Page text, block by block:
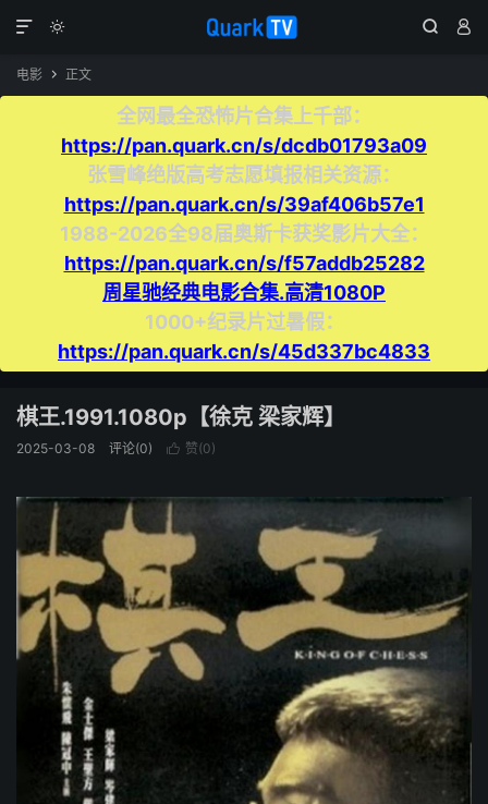
  

电影  正文
全网最全恐怖片合集上千部：
https://pan.quark.cn/s/dcdb01793a09
张雪峰绝版高考志愿填报相关资源：
https://pan.quark.cn/s/39af406b57e1
1988-2026全98届奥斯卡获奖影片大全：
https://pan.quark.cn/s/f57addb25282
周星驰经典电影合集.高清1080P
1000+纪录片过暑假：
https://pan.quark.cn/s/45d337bc4833
棋王.1991.1080p【徐克 梁家辉】
2025-03-08 评论(0)  赞(0)